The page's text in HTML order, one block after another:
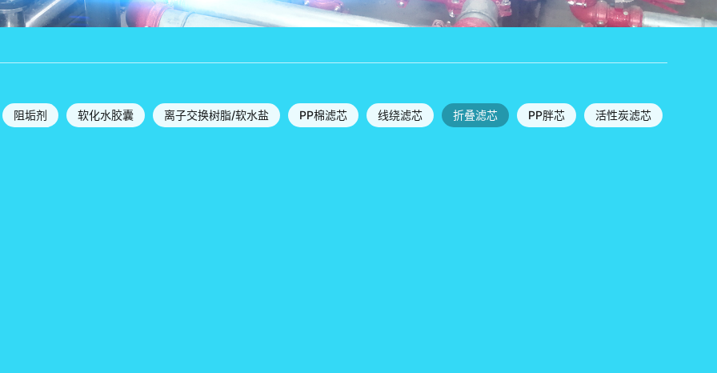
阻垢剂 软化水胶囊 离子交换树脂/软水盐 PP棉滤芯 线绕滤芯 折叠滤芯 PP胖芯 活性炭滤芯